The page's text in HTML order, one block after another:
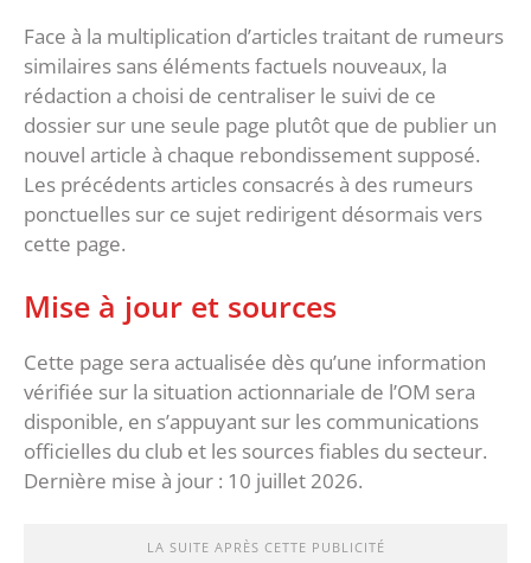
Face à la multiplication d’articles traitant de rumeurs
similaires sans éléments factuels nouveaux, la
rédaction a choisi de centraliser le suivi de ce
dossier sur une seule page plutôt que de publier un
nouvel article à chaque rebondissement supposé.
Les précédents articles consacrés à des rumeurs
ponctuelles sur ce sujet redirigent désormais vers
cette page.
Mise à jour et sources
Cette page sera actualisée dès qu’une information
vérifiée sur la situation actionnariale de l’OM sera
disponible, en s’appuyant sur les communications
officielles du club et les sources fiables du secteur.
Dernière mise à jour : 10 juillet 2026.
LA SUITE APRÈS CETTE PUBLICITÉ